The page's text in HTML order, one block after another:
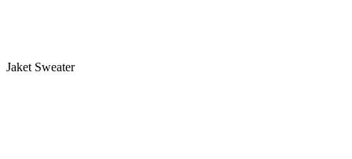
Jaket Sweater